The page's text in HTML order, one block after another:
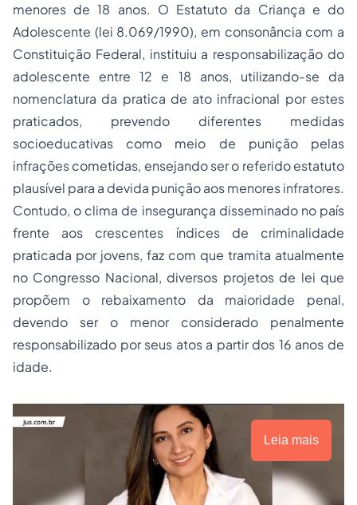
menores de 18 anos. O Estatuto da Criança e do
Adolescente (lei 8.069/1990), em consonância com a
Constituição Federal, instituiu a responsabilização do
adolescente entre 12 e 18 anos, utilizando-se da
nomenclatura da pratica de ato infracional por estes
praticados, prevendo diferentes medidas
socioeducativas como meio de punição pelas
infrações cometidas, ensejando ser o referido estatuto
plausível para a devida punição aos menores infratores.
Contudo, o clima de insegurança disseminado no país
frente aos crescentes índices de criminalidade
praticada por jovens, faz com que tramita atualmente
no Congresso Nacional, diversos projetos de lei que
propõem o rebaixamento da maioridade penal,
devendo ser o menor considerado penalmente
responsabilizado por seus atos a partir dos 16 anos de
idade.
Leia mais